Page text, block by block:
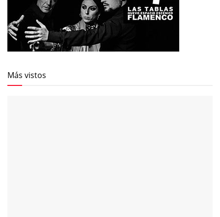
Más vistos